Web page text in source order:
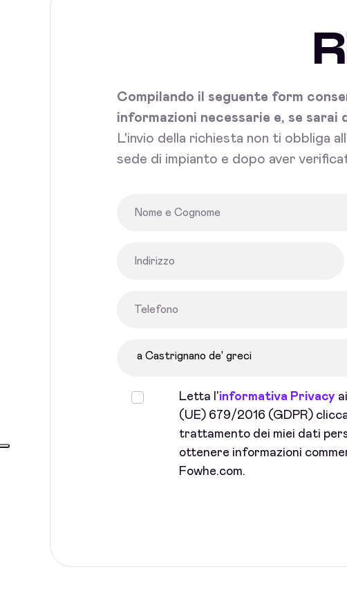
Compilando il seguente form
informazioni necessarie e, se
L'invio della richiesta non ti obbliga
sede di impianto e dopo aver
Letta l'informativa Privacyai
(UE) 679/2016 (GDPR)
trattamento dei miei dati
ottenere informazioni
Fowhe.com.